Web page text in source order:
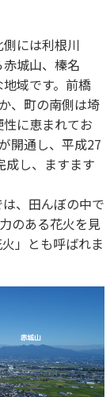
には利根川
城山、榛名
域です。前橋
、町の南側は埼
に恵まれてお
開通し、平成27
成し、ますます
、田んぼの中で
のある花火を見
」とも呼ばれま